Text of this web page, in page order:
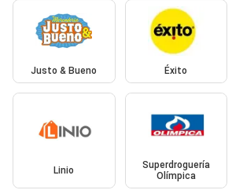
Justo & Bueno Éxito
Linio
Superdroguería
Olímpica